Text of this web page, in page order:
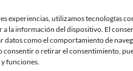
experiencias, utilizamos tecnologías
a la información del dispositivo. El
datos como el comportamiento de
consentir o retirar el consentimiento,
funciones.